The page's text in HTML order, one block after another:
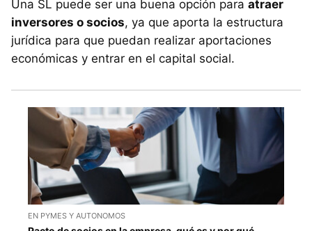
Una SL puede ser una buena opción para atraer
inversores o socios, ya que aporta la estructura
jurídica para que puedan realizar aportaciones
económicas y entrar en el capital social.
EN PYMES Y AUTONOMOS